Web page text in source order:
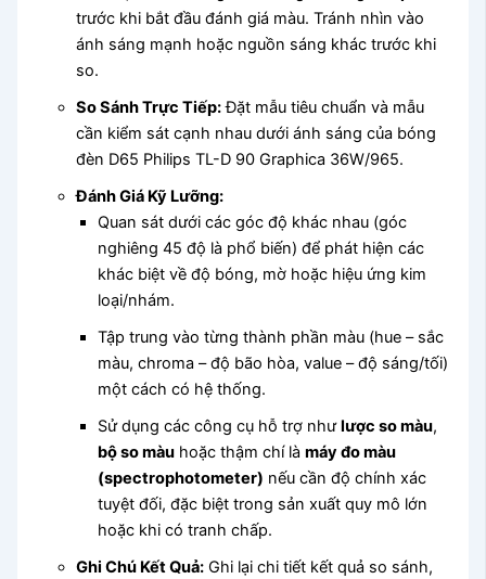
trước khi bắt đầu đánh giá màu. Tránh nhìn vào
ánh sáng mạnh hoặc nguồn sáng khác trước khi
so.
So Sánh Trực Tiếp:Đặt mẫu tiêu chuẩn và mẫu
cần kiểm sát cạnh nhau dưới ánh sáng của bóng
đèn D65 Philips TL-D 90 Graphica 36W/965.
Đánh Giá Kỹ Lưỡng:
Quan sát dưới các góc độ khác nhau (góc
nghiêng 45 độ là phổ biến) để phát hiện các
khác biệt về độ bóng, mờ hoặc hiệu ứng kim
loại/nhám.
Tập trung vào từng thành phần màu (hue – sắc
màu, chroma – độ bão hòa, value – độ sáng/tối)
một cách có hệ thống.
Sử dụng các công cụ hỗ trợ nhưlược so màu,
bộ so màu hoặc thậm chí làmáy đo màu
(spectrophotometer) nếu cần độ chính xác
tuyệt đối, đặc biệt trong sản xuất quy mô lớn
hoặc khi có tranh chấp.
Ghi Chú Kết Quả: Ghi lại chi tiết kết quả so sánh,